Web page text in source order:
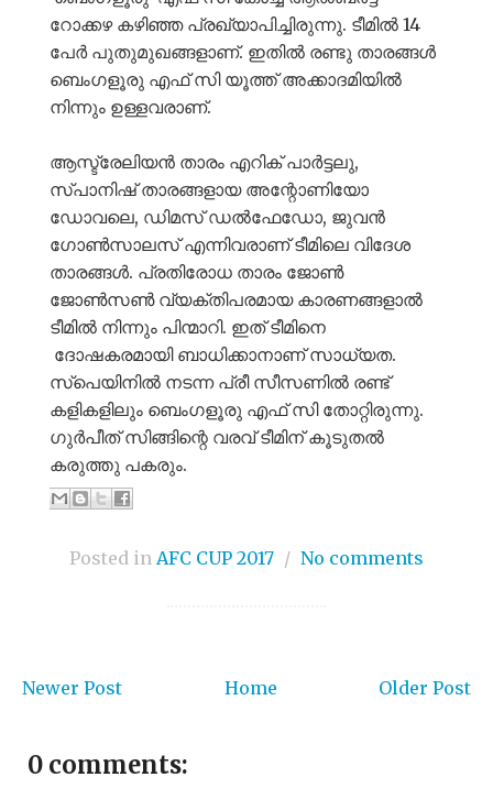
റോക്കഴ കഴിഞ്ഞ പ്രഖ്യാപിച്ചിരുന്നു. ടീമിൽ 14
പേർ പുതുമുഖങ്ങളാണ്. ഇതിൽ രണ്ടു താരങ്ങൾ
ബെംഗളൂരു എഫ് സി യൂത്ത് അക്കാദമിയിൽ
നിന്നും ഉള്ളവരാണ്.
ആസ്ട്രേലിയൻ താരം എറിക് പാർട്ടലു,
സ്പാനിഷ് താരങ്ങളായ അന്റോണിയോ
ഡോവലെ, ഡിമസ് ഡൽഫേഡോ, ജുവൻ
ഗോൺസാലസ് എന്നിവരാണ് ടീമിലെ വിദേശ
താരങ്ങൾ. പ്രതിരോധ താരം ജോൺ
ജോൺസൺ വ്യക്തിപരമായ കാരണങ്ങളാൽ
ടീമിൽ നിന്നും പിന്മാറി. ഇത് ടീമിനെ
ദോഷകരമായി ബാധിക്കാനാണ് സാധ്യത.
സ്പെയിനിൽ നടന്ന പ്രീ സീസണിൽ രണ്ട്
കളികളിലും ബെംഗളൂരു എഫ് സി തോറ്റിരുന്നു.
ഗുർപീത് സിങ്ങിന്റെ വരവ് ടീമിന് കൂടുതൽ
കരുത്തു പകരും.
Posted in AFC CUP 2017 / No comments
Newer Post Older Post
Home
0 comments: